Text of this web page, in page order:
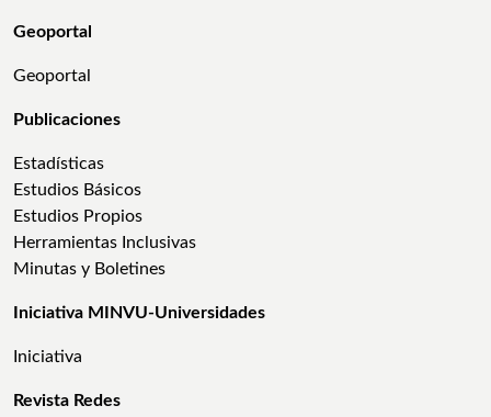
Geoportal
Geoportal
Publicaciones
Estadísticas
Estudios Básicos
Estudios Propios
Herramientas Inclusivas
Minutas y Boletines
Iniciativa MINVU-Universidades
Iniciativa
Revista Redes